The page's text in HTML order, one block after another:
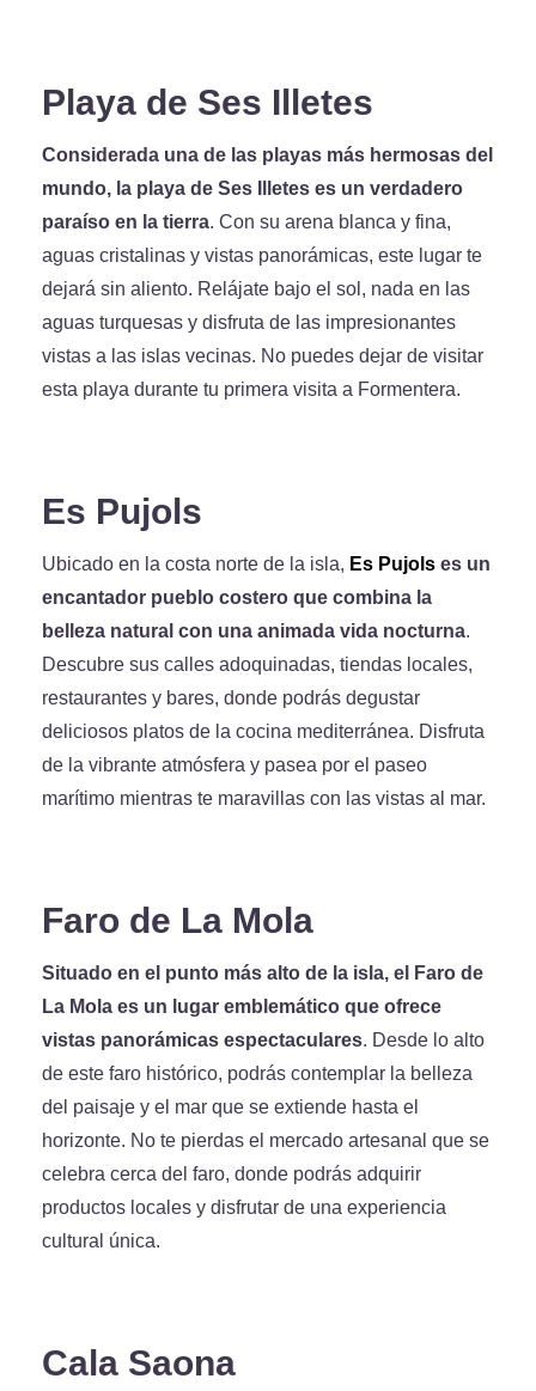
Playa de Ses Illetes
Considerada una de las playas más hermosas del
mundo, la playa de Ses Illetes es un verdadero
paraíso en la tierra. Con su arena blanca y fina,
aguas cristalinas y vistas panorámicas, este lugar te
dejará sin aliento. Relájate bajo el sol, nada en las
aguas turquesas y disfruta de las impresionantes
vistas a las islas vecinas. No puedes dejar de visitar
esta playa durante tu primera visita a Formentera.
Es Pujols
Ubicado en la costa norte de la isla, Es Pujols es un
encantador pueblo costero que combina la
belleza natural con una animada vida nocturna.
Descubre sus calles adoquinadas, tiendas locales,
restaurantes y bares, donde podrás degustar
deliciosos platos de la cocina mediterránea. Disfruta
de la vibrante atmósfera y pasea por el paseo
marítimo mientras te maravillas con las vistas al mar.
Faro de La Mola
Situado en el punto más alto de la isla, el Faro de
La Mola es un lugar emblemático que ofrece
vistas panorámicas espectaculares. Desde lo alto
de este faro histórico, podrás contemplar la belleza
del paisaje y el mar que se extiende hasta el
horizonte. No te pierdas el mercado artesanal que se
celebra cerca del faro, donde podrás adquirir
productos locales y disfrutar de una experiencia
cultural única.
Cala Saona